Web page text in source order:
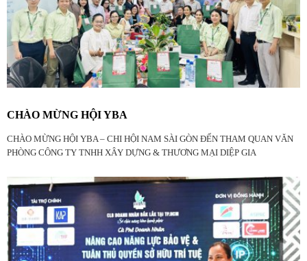
CHÀO MỪNG HỘI YBA
CHÀO MỪNG HỘI YBA – CHI HỘI NAM SÀI GÒN ĐẾN THAM QUAN VĂN
PHÒNG CÔNG TY TNHH XÂY DỰNG & THƯƠNG MẠI DIỆP GIA